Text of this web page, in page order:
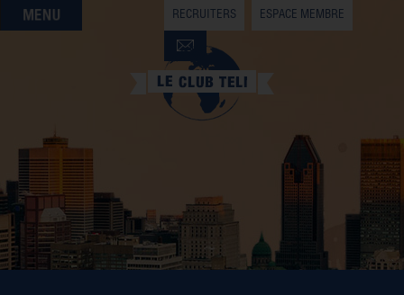
QUI SOMMES-NOUS
QUE CHERCHEZ-VOUS ?
NOS OFFRES PARTENAIRES
DEVENIR MEMBRE
RECRUITERS ESPACE MEMBRE